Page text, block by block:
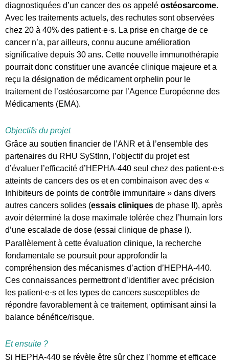
diagnostiquées d’un cancer des os appelé ostéosarcome.
Avec les traitements actuels, des rechutes sont observées
chez 20 à 40% des patient·e·s. La prise en charge de ce
cancer n’a, par ailleurs, connu aucune amélioration
significative depuis 30 ans. Cette nouvelle immunothérapie
pourrait donc constituer une avancée clinique majeure et a
reçu la désignation de médicament orphelin pour le
traitement de l’ostéosarcome par l’Agence Européenne des
Médicaments (EMA).
Objectifs du projet
Grâce au soutien financier de l’ANR et à l’ensemble des
partenaires du RHU SyStInn, l’objectif du projet est
d’évaluer l’efficacité d’HEPHA-440 seul chez des patient·e·s
atteints de cancers des os et en combinaison avec des «
Inhibiteurs de points de contrôle immunitaire » dans divers
autres cancers solides (essais cliniques de phase II), après
avoir déterminé la dose maximale tolérée chez l’humain lors
d’une escalade de dose (essai clinique de phase I).
Parallèlement à cette évaluation clinique, la recherche
fondamentale se poursuit pour approfondir la
compréhension des mécanismes d’action d’HEPHA-440.
Ces connaissances permettront d’identifier avec précision
les patient·e·s et les types de cancers susceptibles de
répondre favorablement à ce traitement, optimisant ainsi la
balance bénéfice/risque.
Et ensuite ?
Si HEPHA-440 se révèle être sûr chez l’homme et efficace